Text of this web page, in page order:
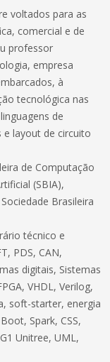
voltados para as
comercial e de
professor
empresa
à
tecnológica nas
de
layout de circuito
de Computação
(SBIA),
Brasileira
técnico e
PDS, CAN,
digitais, Sistemas
VHDL, Verilog,
soft-starter, energia
Spark, CSS,
Unitree, UML,